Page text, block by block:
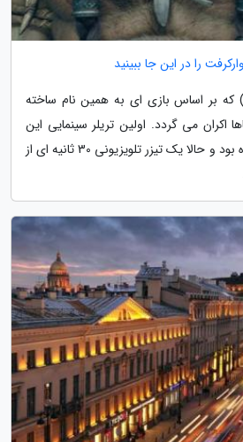
را در این جا ببینید
فیلم وارکرفت (Warcraft) که بر اساس بازی ای به همین نام ساخته
اکران می گردد. اولین تریلر سینمایی این
فیلم در آبان ماه پخش شده بود و حالا یک تیزر تلویزیونی 30 ثانیه ای از